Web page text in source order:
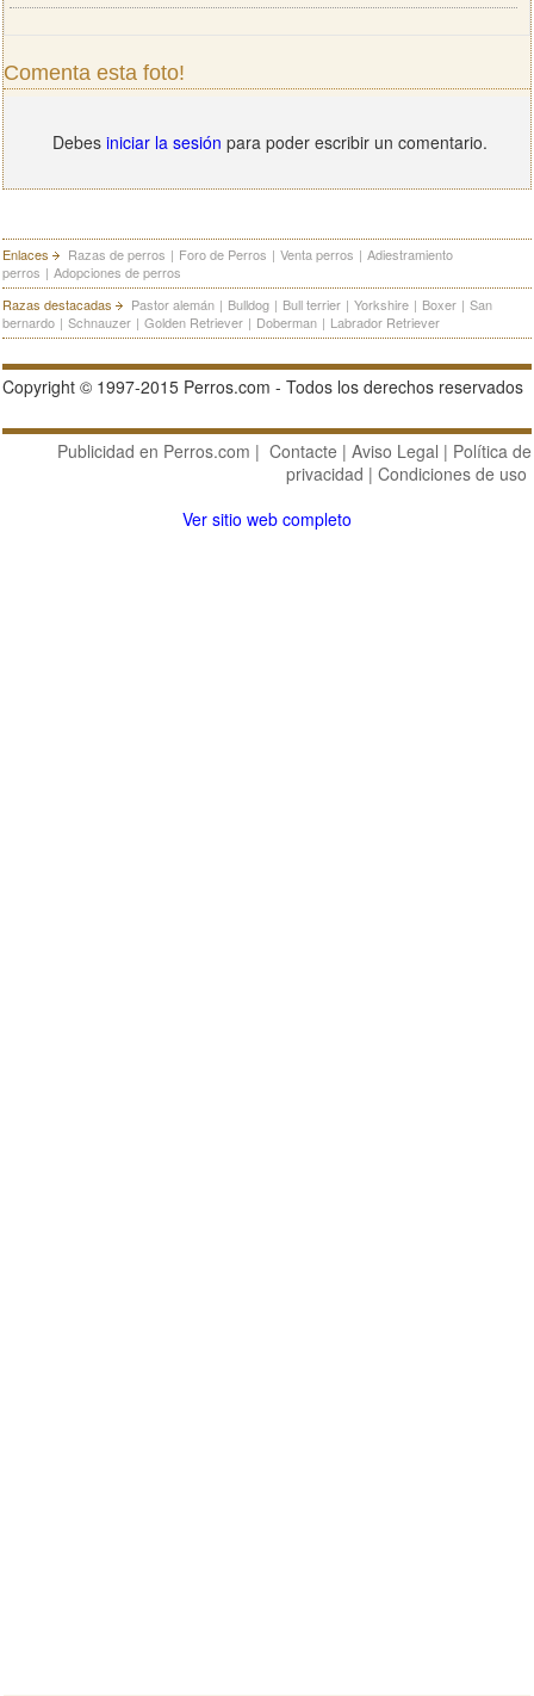
Comenta esta foto!
Debes iniciar la sesión para poder escribir un comentario.
Enlaces Razas de perros | Foro de Perros | Venta perros | Adiestramiento
perros | Adopciones de perros
Razas destacadas
Pastor alemán | Bulldog | Bull terrier | Yorkshire | Boxer | San
bernardo | Schnauzer | Golden Retriever | Doberman | Labrador Retriever
Copyright © 1997-2015 Perros.com - Todos los derechos reservados
Publicidad en Perros.com | Contacte | Aviso Legal | Política de
privacidad | Condiciones de uso
Ver sitio web completo